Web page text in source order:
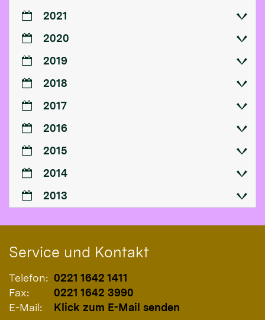
2021
2020
2019
2018
2017
2016
2015
2014
2013
Service und Kontakt
Telefon: 0221 1642 1411
Fax:
0221 1642 3990
E-Mail:
Klick zum E-Mail senden